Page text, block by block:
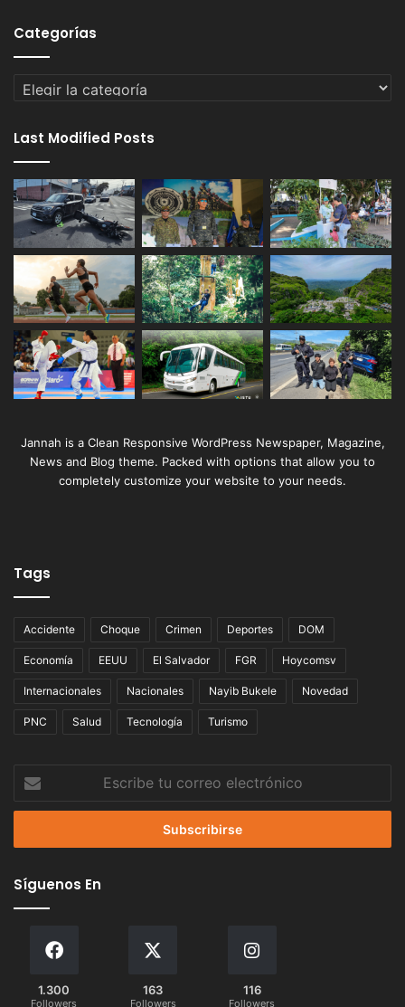
Categorías
Categorías
Last Modified Posts
Jannah is a Clean Responsive WordPress Newspaper, Magazine,
News and Blog theme. Packed with options that allow you to
completely customize your website to your needs.
Tags
Accidente Choque Crimen Deportes DOM
Economía EEUU El Salvador FGR Hoycomsv
Internacionales Nacionales Nayib Bukele Novedad
PNC Salud Tecnología Turismo
tu
correo
Síguenos En
1.300
Followers
163
Followers
116
Followers